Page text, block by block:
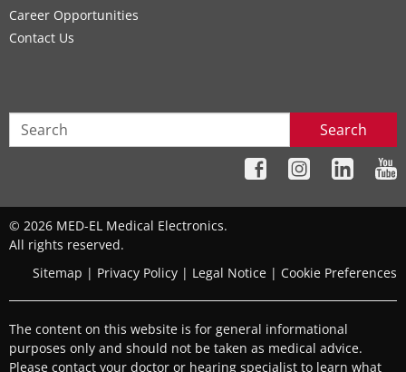
Career Opportunities
Contact Us
Search
© 2026 MED-EL Medical Electronics.
All rights reserved.
Sitemap | Privacy Policy | Legal Notice | Cookie Preferences
The content on this website is for general informational
purposes only and should not be taken as medical advice.
Please contact your doctor or hearing specialist to learn what